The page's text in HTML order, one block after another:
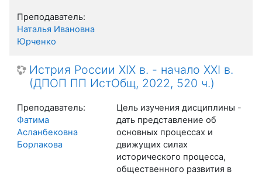
Преподаватель:
Наталья Ивановна
Юрченко
Истрия России XIX в. - начало XXI в.
(ДПОП ПП ИстОбщ, 2022, 520 ч.)
Цель изучения дисциплины -
дать представление об
основных процессах и
движущих силах
исторического процесса,
общественного развития в
Преподаватель:
Фатима
Асланбековна
Борлакова